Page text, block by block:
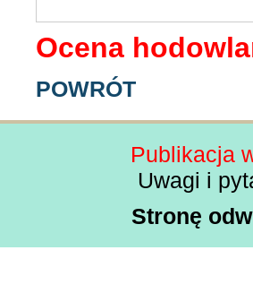
Ocena
POWRÓT
Publikacja
Uwagi i
Stronę